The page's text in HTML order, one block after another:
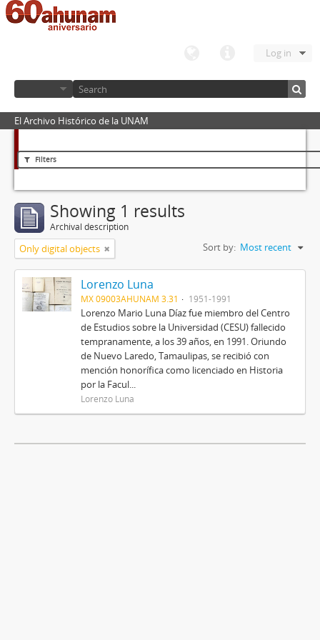
Log in
El Archivo Histórico de la UNAM
Filters
Showing 1 results
Archival description
Only digital objects Sort by: Most recent
Lorenzo Luna
MX 09003AHUNAM 3.31 1951-1991
Lorenzo Mario Luna Díaz fue miembro del Centro
de Estudios sobre la Universidad (CESU) fallecido
tempranamente, a los 39 años, en 1991. Oriundo
de Nuevo Laredo, Tamaulipas, se recibió con
mención honorífica como licenciado en Historia
por la Facul...
Lorenzo Luna